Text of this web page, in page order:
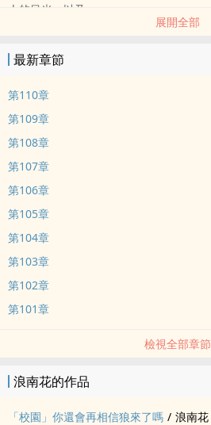
人的目光，以及
展開全部
最新章節
第110章
第109章
第108章
第107章
第106章
第105章
第104章
第103章
第102章
第101章
檢視全部章節
浪南花的作品
「校園」你還會再相信狼來了嗎 / 浪南花